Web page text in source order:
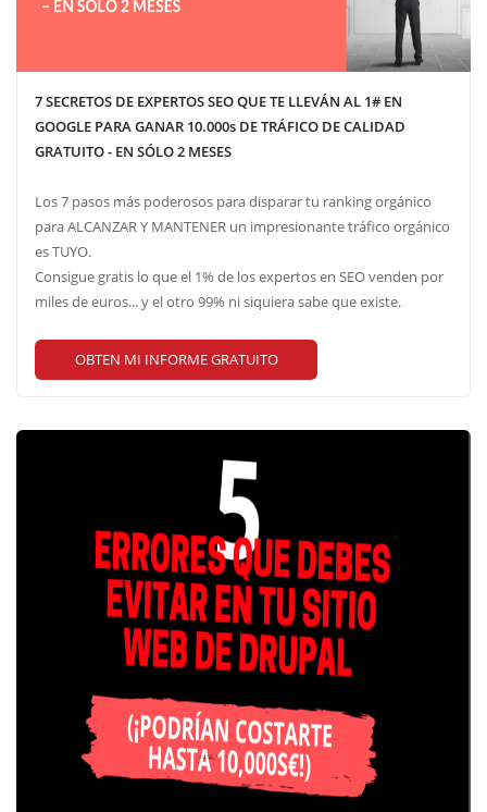
7 SECRETOS DE EXPERTOS SEO QUE TE LLEVÁN AL 1# EN
GOOGLE PARA GANAR 10.000s DE TRÁFICO DE CALIDAD
GRATUITO - EN SÓLO 2 MESES
Los 7 pasos más poderosos para disparar tu ranking orgánico
para ALCANZAR Y MANTENER un impresionante tráfico orgánico
es TUYO.
Consigue gratis lo que el 1% de los expertos en SEO venden por
miles de euros... y el otro 99% ni siquiera sabe que existe.
OBTEN MI INFORME GRATUITO